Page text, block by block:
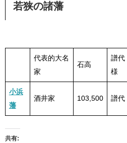
若狭の諸藩
代表的大名
家
石高
譜代
様
小浜
藩
酒井家 103,500 譜代
共有: